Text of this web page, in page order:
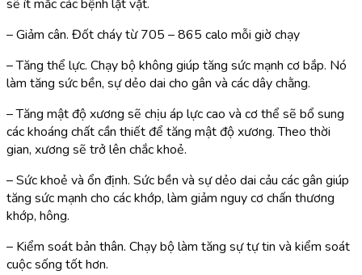
sẽ ít mắc các bệnh lặt vặt.
– Giảm cân. Đốt cháy từ 705 – 865 calo mỗi giờ chạy
– Tăng thể lực. Chạy bộ không giúp tăng sức mạnh cơ bắp. Nó
làm tăng sức bền, sự dẻo dai cho gân và các dây chằng.
– Tăng mật độ xương sẽ chịu áp lực cao và cơ thể sẽ bổ sung
các khoáng chất cần thiết để tăng mật độ xương. Theo thời
gian, xương sẽ trở lên chắc khoẻ.
– Sức khoẻ và ổn định. Sức bền và sự dẻo dai cảu các gân giúp
tăng sức mạnh cho các khớp, làm giảm nguy cơ chấn thương
khớp, hông.
– Kiểm soát bản thân. Chạy bộ làm tăng sự tự tin và kiểm soát
cuộc sống tốt hơn.